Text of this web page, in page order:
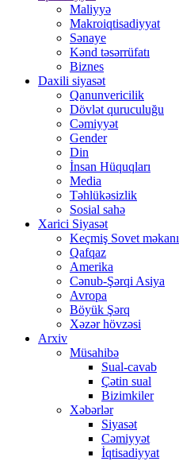
Maliyyə
Makroiqtisadiyyat
Sənaye
Kənd təsərrüfatı
Biznes
Daxili siyasət
Qanunvericilik
Dövlət quruculuğu
Cəmiyyət
Gender
Din
İnsan Hüquqları
Media
Təhlükəsizlik
Sosial sahə
Xarici Siyasət
Keçmiş Sovet məkanı
Qafqaz
Amerika
Cənub-Şərqi Asiya
Avropa
Böyük Şərq
Xəzər hövzəsi
Arxiv
Müsahibə
Sual-cavab
Çətin sual
Bizimkiler
Xəbərlər
Siyasət
Cəmiyyət
İqtisadiyyat